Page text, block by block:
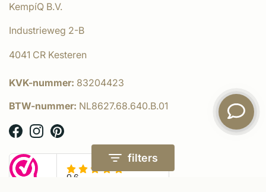
filters
KempíQ B.V.
Industrieweg 2-B
4041 CR Kesteren
KVK-nummer: 83204423
BTW-nummer: NL8627.68.640.B.01